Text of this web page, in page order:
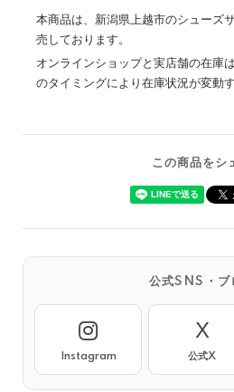
本商品は、新潟県上越市のシューズ
売しております。
オンラインショップと実店舗の在庫
のタイミングにより在庫状況が変動
この商品をシ
公式SNS・ブ
Instagram
X
公式X